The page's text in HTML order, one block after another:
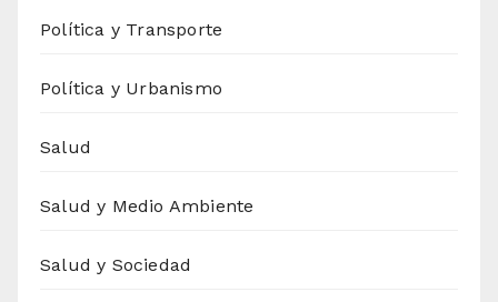
Política y Transporte
Política y Urbanismo
Salud
Salud y Medio Ambiente
Salud y Sociedad